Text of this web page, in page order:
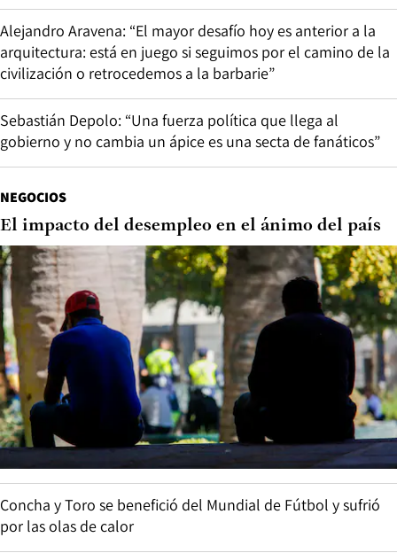
Alejandro Aravena: “El mayor desafío hoy es anterior a la
arquitectura: está en juego si seguimos por el camino de la
civilización o retrocedemos a la barbarie”
Sebastián Depolo: “Una fuerza política que llega al
gobierno y no cambia un ápice es una secta de fanáticos”
NEGOCIOS
El impacto del desempleo en el ánimo del país
Concha y Toro se benefició del Mundial de Fútbol y sufrió
por las olas de calor